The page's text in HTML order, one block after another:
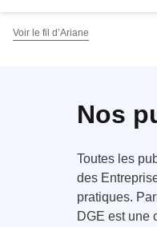
Voir le fil d’Ariane
Nos
Toutes les
des
pratiques.
DGE est une